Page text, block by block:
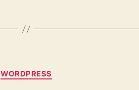
Categories
WORDPRESS